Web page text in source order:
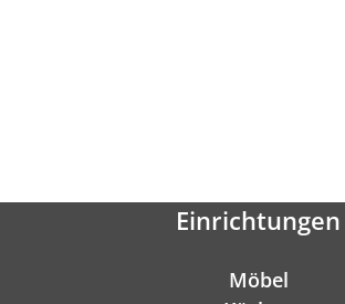
Einrichtungen
Möbel